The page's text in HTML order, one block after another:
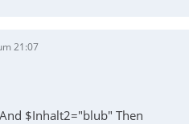
21:07
$Inhalt2="blub" Then